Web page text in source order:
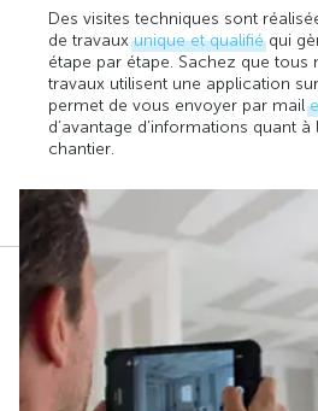
Des visites techniques sont
de travauxunique et qualifiéqui
étape par étape. Sachez que tous
travaux utilisent une application
permet de vous envoyer par mail
d’avantage d’informations quant à
chantier.